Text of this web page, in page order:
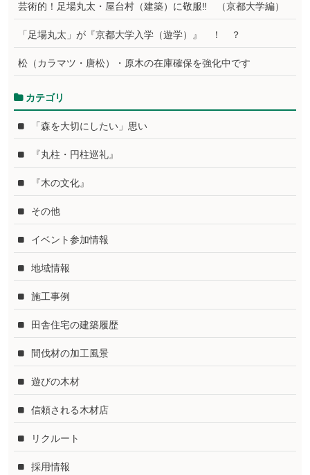
芸術的！足場丸太・屋台村（建築）に敬服‼ （京都大学編）
「足場丸太」が『京都大学入学（遊学）』 ！ ？
松（カラマツ・唐松）・原木の在庫確保を強化中です
カテゴリ
「森を大切にしたい」思い
『丸柱・円柱巡礼』
『木の文化』
その他
イベント参加情報
地域情報
施工事例
田舎住宅の建築履歴
間伐材の加工風景
遊びの木材
信頼される木材店
リクルート
採用情報